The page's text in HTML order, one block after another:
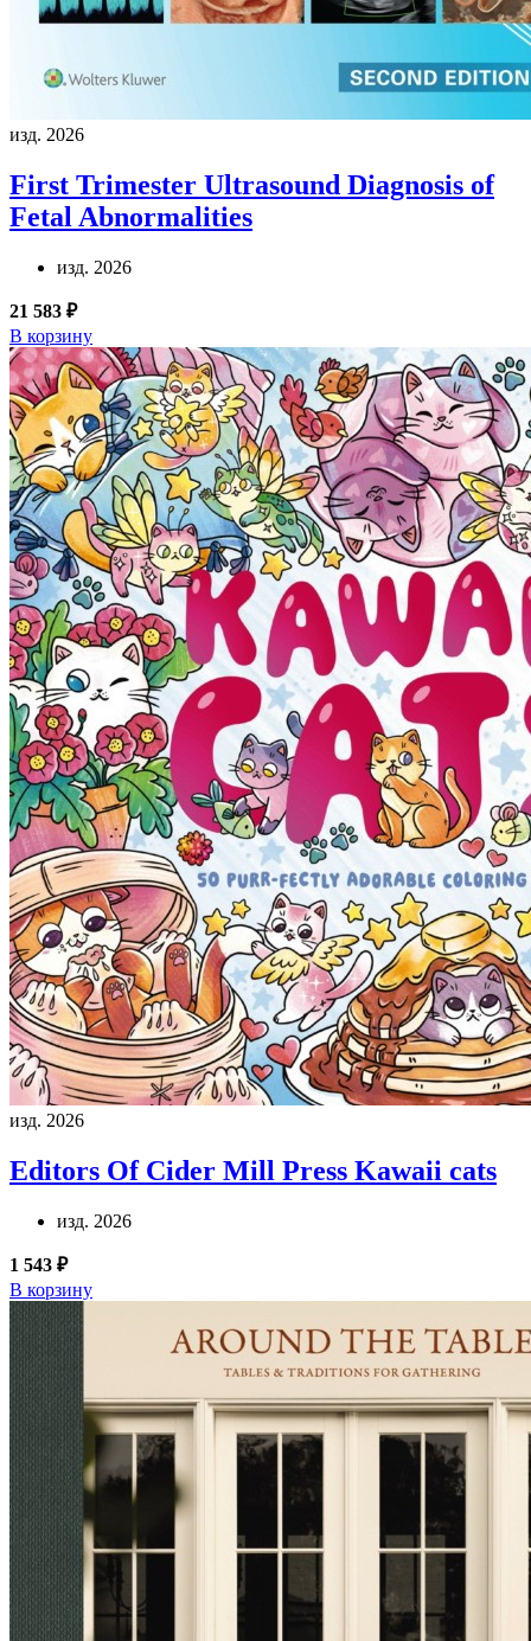
изд. 2026
First Trimester Ultrasound Diagnosis of
Fetal Abnormalities
изд. 2026
21 583 ₽
В корзину
изд. 2026
Editors Of Cider Mill Press Kawaii cats
изд. 2026
1 543 ₽
В корзину